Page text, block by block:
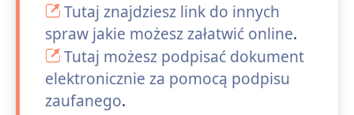
Tutaj znajdziesz link do innych
spraw jakie możesz załatwić online.
Tutaj możesz podpisać dokument
elektronicznie za pomocą podpisu
zaufanego.